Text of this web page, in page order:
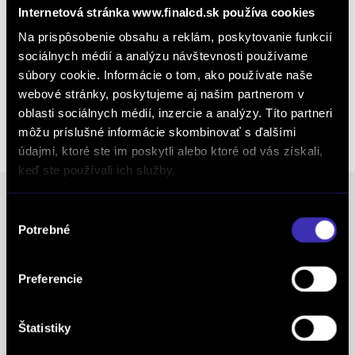
Internetová stránka www.finalcd.sk používa cookies
Na prispôsobenie obsahu a reklám, poskytovanie funkcií
sociálnych médií a analýzu návštevnosti používame
súbory cookie. Informácie o tom, ako používate naše
webové stránky, poskytujeme aj našim partnerom v
oblasti sociálnych médií, inzercie a analýzy. Títo partneri
môžu príslušné informácie skombinovať s ďalšími
údajmi, ktoré ste im poskytli alebo ktoré od vás získali,
keď ste používali ich služby.
súhlasu
Potrebné
Preferencie
Štatistiky
Výkup vozidiel
FINAL-CD získalo prestížny certifikát AAA Highest
najdôležitejších Európskych štandardov
definujúcich kvalitu obchodnej činnosti. Je